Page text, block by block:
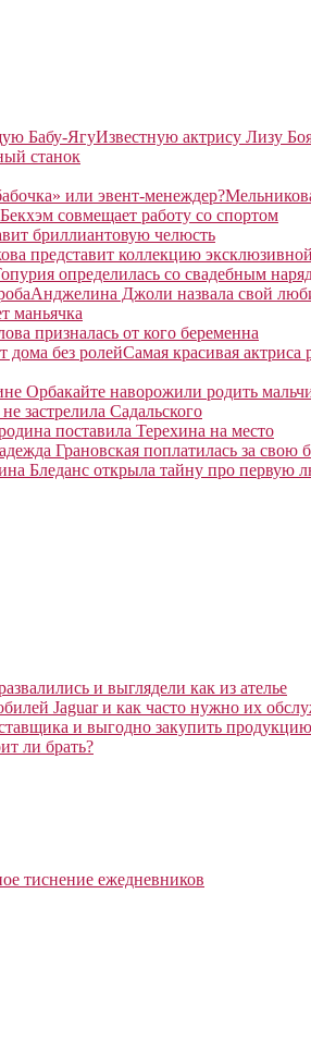
Известную актрису Лизу
станок
совмещает работу со спортом
бриллиантовую челюсть
представит коллекцию
определилась со свадебным
Анджелина Джоли назвала свой
маньячка
призналась от кого беременна
Самая красивая актриса
Орбакайте наворожили родить
застрелила Садальского
поставила Терехина на место
Грановская поплатилась за свою
Бледанс открыла тайну про первую
и выглядели как из ателье
Jaguar и как часто нужно их
и выгодно закупить
ли брать?
тиснение ежедневников